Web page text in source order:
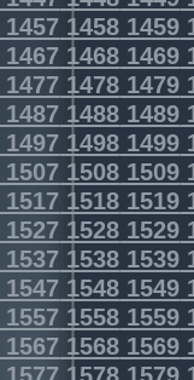
1457 1458 1459
1467 1468 1469
1477 1478 1479
1487 1488 1489
1497 1498 1499
1507 1508 1509
1517 1518 1519
1527 1528 1529
1537 1538 1539
1547 1548 1549
1557 1558 1559
1567 1568 1569